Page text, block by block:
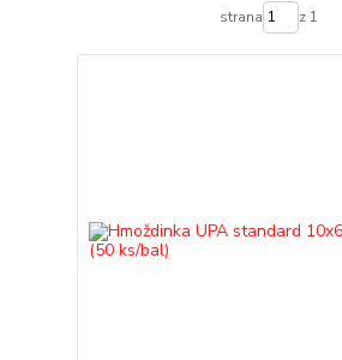
strana z 1